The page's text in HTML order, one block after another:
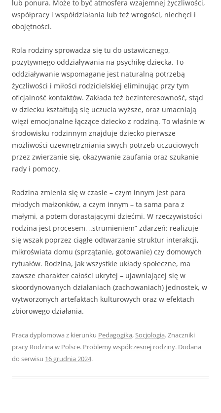
lub ponura. Może to być atmosfera wzajemnej życzliwości,
współpracy i współdziałania lub też wrogości, niechęci i
obojętności.
Rola rodziny sprowadza się tu do ustawicznego,
pozytywnego oddziaływania na psychikę dziecka. To
oddziaływanie wspomagane jest naturalną potrzebą
życzliwości i miłości rodzicielskiej elimi­nując przy tym
oficjalność kontaktów. Zakłada też bezinteresow­ność, stąd
w dziecku kształtują się uczucia wyższe, oraz umacniają
więzi emocjonalne łączące dziecko z rodziną. To właśnie w
środo­wisku rodzinnym znajduje dziecko pierwsze
możliwości uzewnę­trzniania swych potrzeb uczuciowych
przez zwierzanie się, okazy­wanie zaufania oraz szukanie
rady i pomocy.
Rodzina zmienia się w czasie – czym in­nym jest para
młodych małżonków, a czym innym – ta sama para z
małymi, a potem dorastającymi dziećmi. W rze­czywistości
rodzina jest procesem, „strumieniem” zdarzeń: realizuje
się wszak poprzez ciągłe odtwarzanie struktur interakcji,
mikroświata domu (sprzątanie, gotowanie) czy domowych
rytuałów. Rodzina, jak wszystkie układy społecz­ne, ma
zawsze charakter całości ukrytej – ujawniającej się w
skoordynowa­nych działaniach (zachowaniach) jednostek, w
wytworzonych artefaktach kul­turowych oraz w efektach
zbiorowego działania.
Praca dyplomowa z kierunku Pedagogika,Socjologia. Znaczniki
pracy Rodzina w Polsce. Problemy współczesnej rodziny. Dodana
do serwisu 16 grudnia 2024.